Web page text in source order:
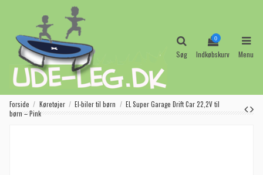
Søg
0
Indkøbskurv Menu
Forside Køretøjer El-biler til børn
EL Super Garage Drift Car 22,2V til
børn – Pink